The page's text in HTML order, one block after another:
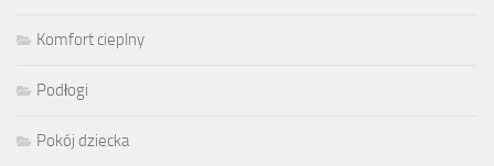
Komfort cieplny
Podłogi
Pokój dziecka